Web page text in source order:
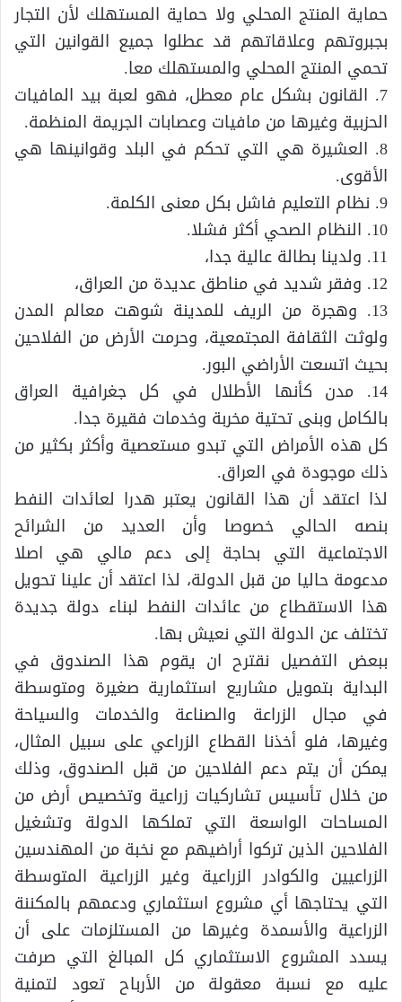
حماية المنتج المحلي ولا حماية المستهلك لأن التجار
بجبروتهم وعلاقاتهم قد عطلوا جميع القوانين التي
تحمي المنتج المحلي والمستهلك معا.
7. القانون بشكل عام معطل، فهو لعبة بيد المافيات
الحزبية وغيرها من مافيات وعصابات الجريمة المنظمة.
8. العشيرة هي التي تحكم في البلد وقوانينها هي
الأقوى.
9. نظام التعليم فاشل بكل معنى الكلمة.
10. النظام الصحي أكثر فشلا.
11. ولدينا بطالة عالية جدا،
12. وفقر شديد في مناطق عديدة من العراق،
13. وهجرة من الريف للمدينة شوهت معالم المدن
ولوثت الثقافة المجتمعية، وحرمت الأرض من الفلاحين
بحيث اتسعت الأراضي البور.
14. مدن كأنها الأطلال في كل جغرافية العراق
بالكامل وبنى تحتية مخربة وخدمات فقيرة جدا.
كل هذه الأمراض التي تبدو مستعصية وأكثر بكثير من
ذلك موجودة في العراق.
لذا اعتقد أن هذا القانون يعتبر هدرا لعائدات النفط
بنصه الحالي خصوصا وأن العديد من الشرائح
الاجتماعية التي بحاجة إلى دعم مالي هي اصلا
مدعومة حاليا من قبل الدولة، لذا اعتقد أن علينا تحويل
هذا الاستقطاع من عائدات النفط لبناء دولة جديدة
تختلف عن الدولة التي نعيش بها.
ببعض التفصيل نقترح ان يقوم هذا الصندوق في
البداية بتمويل مشاريع استثمارية صغيرة ومتوسطة
في مجال الزراعة والصناعة والخدمات والسياحة
وغيرها، فلو أخذنا القطاع الزراعي على سبيل المثال،
يمكن أن يتم دعم الفلاحين من قبل الصندوق، وذلك
من خلال تأسيس تشاركيات زراعية وتخصيص أرض من
المساحات الواسعة التي تملكها الدولة وتشغيل
الفلاحين الذين تركوا أراضيهم مع نخبة من المهندسين
الزراعيين والكوادر الزراعية وغير الزراعية المتوسطة
التي يحتاجها أي مشروع استثماري ودعمهم بالمكننة
الزراعية والأسمدة وغيرها من المستلزمات على أن
يسدد المشروع الاستثماري كل المبالغ التي صرفت
عليه مع نسبة معقولة من الأرباح تعود لتمنية